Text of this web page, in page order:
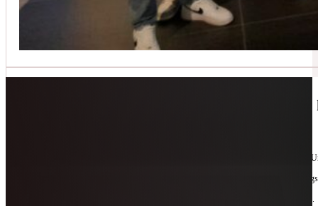
🔧 Geräte-Retter-Prämie – Weil
Manchmal braucht es nur eine zweite Chance. Für Geräte. Für Ressourcen. Für unsere
reparieren wir, was andere